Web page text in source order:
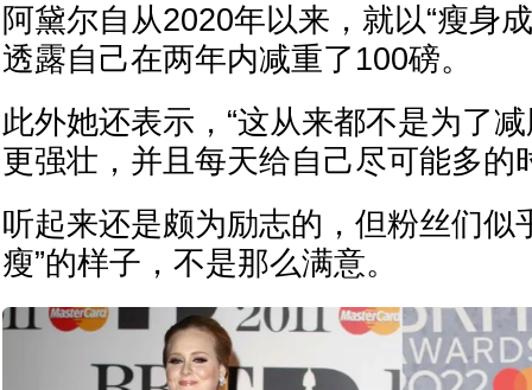
阿黛尔自从2020年以来，就以“瘦身
透露自己在两年内减重了100磅。
此外她还表示，“这从来都不是为了
更强壮，并且每天给自己尽可能多的
听起来还是颇为励志的，但粉丝们似
瘦”的样子，不是那么满意。